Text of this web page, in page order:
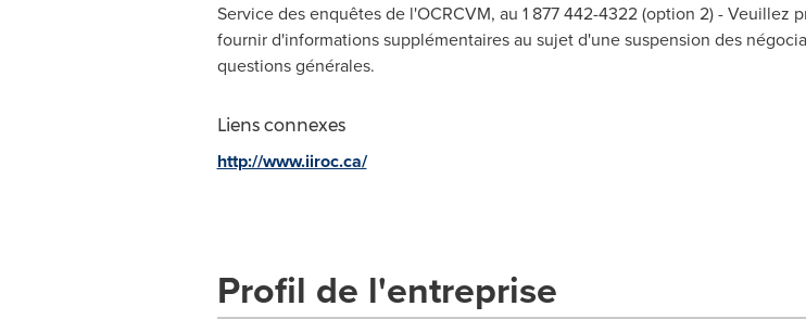
Service des enquêtes de l'OCRCVM, au 1 877 442-4322 (option 2) - Veuillez
fournir d'informations supplémentaires au sujet d'une suspension des
questions générales.
Liens connexes
http://www.iiroc.ca/
Profil de l'entreprise